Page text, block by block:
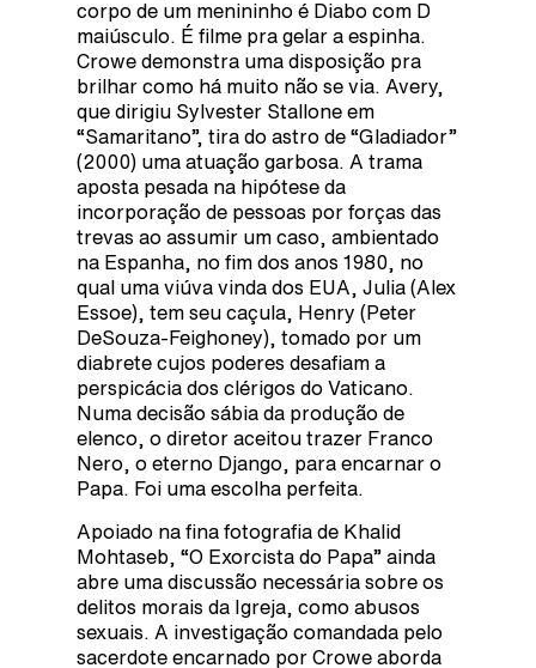
corpo de um menininho é Diabo com D
maiúsculo. É filme pra gelar a espinha.
Crowe demonstra uma disposição pra
brilhar como há muito não se via. Avery,
que dirigiu Sylvester Stallone em
“Samaritano”, tira do astro de “Gladiador”
(2000) uma atuação garbosa. A trama
aposta pesada na hipótese da
incorporação de pessoas por forças das
trevas ao assumir um caso, ambientado
na Espanha, no fim dos anos 1980, no
qual uma viúva vinda dos EUA, Julia (Alex
Essoe), tem seu caçula, Henry (Peter
DeSouza-Feighoney), tomado por um
diabrete cujos poderes desafiam a
perspicácia dos clérigos do Vaticano.
Numa decisão sábia da produção de
elenco, o diretor aceitou trazer Franco
Nero, o eterno Django, para encarnar o
Papa. Foi uma escolha perfeita.
Apoiado na fina fotografia de Khalid
Mohtaseb, “O Exorcista do Papa” ainda
abre uma discussão necessária sobre os
delitos morais da Igreja, como abusos
sexuais. A investigação comandada pelo
sacerdote encarnado por Crowe aborda